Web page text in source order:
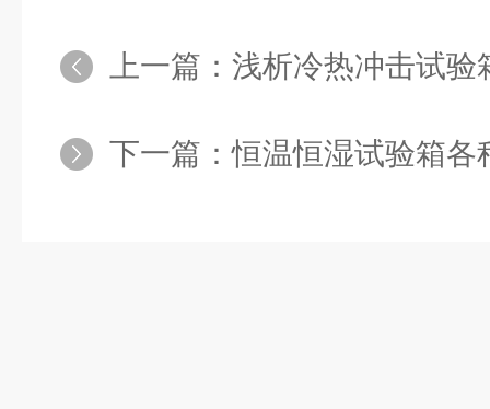
上一篇： 浅析冷热冲击试验
下一篇：恒温恒湿试验箱各种加